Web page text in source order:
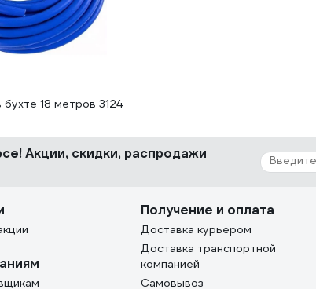
18 метров 3124
Акции, скидки, распродажи
Получение и оплата
Доставка курьером
Доставка транспортной
компанией
Самовывоз